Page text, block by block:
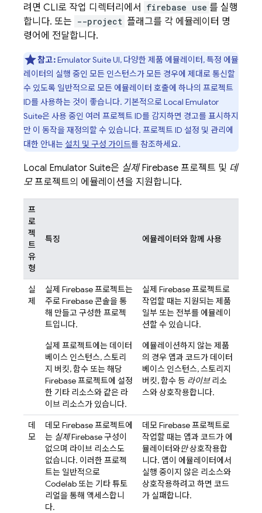
려면 CLI로 작업 디렉터리에서
firebase use 를 실행
합니다. 또는 --project 플래그를 각 에뮬레이터 명
령어에 전달합니다.
참고:Emulator Suite UI, 다양한 제품 에뮬레이터, 특정 에뮬
레이터의 실행 중인 모든 인스턴스가 모든 경우에 제대로 통신할
수 있도록 일반적으로 모든 에뮬레이터 호출에 하나의 프로젝트
ID를 사용하는 것이 좋습니다. 기본적으로 Local Emulator
Suite은 사용 중인 여러 프로젝트 ID를 감지하면 경고를 표시하지
만 이 동작을 재정의할 수 있습니다. 프로젝트 ID 설정 및 관리에
대한 안내는 설치 및 구성 가이드를 참조하세요.
Local Emulator Suite은 실제Firebase 프로젝트 및 데
모프로젝트의 에뮬레이션을 지원합니다.
프
로
젝
트
유
형
특징 에뮬레이터와 함께 사용
실
제
실제 Firebase 프로젝트는
주로Firebase콘솔을 통
해 만들고 구성한 프로젝
트입니다.
실제 프로젝트에는 데이터
베이스 인스턴스, 스토리
지 버킷, 함수 또는 해당
Firebase 프로젝트에 설정
한 기타 리소스와 같은 라
이브 리소스가 있습니다.
실제 Firebase 프로젝트로
작업할 때는 지원되는 제품
일부 또는 전부를 에뮬레이
션할 수 있습니다.
에뮬레이션하지 않는 제품
의 경우 앱과 코드가 데이터
베이스 인스턴스, 스토리지
버킷, 함수 등 라이브리소
스와 상호작용합니다.
데
모
데모 Firebase 프로젝트에
는 실제Firebase 구성이
없으며 라이브 리소스도
없습니다. 이러한 프로젝
트는 일반적으로
Codelab 또는 기타 튜토
리얼을 통해 액세스합니
다.
데모 Firebase 프로젝트로
작업할 때는 앱과 코드가 에
뮬레이터와만상호작용합
니다. 앱이 에뮬레이터에서
실행 중이지 않은 리소스와
상호작용하려고 하면 코드
가 실패합니다.